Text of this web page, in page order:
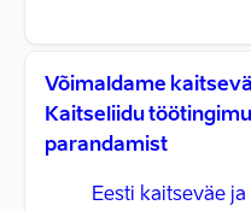
Võimaldame
Kaitseliidu
parandamist
Eesti kaitseväe ja